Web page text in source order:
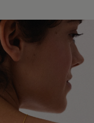
czas
dostępnych krajów,
dostawy
zamówienie
- niezależnie od
na drugi koniec
leczniczymi
na trwałość
uprawianiem
Pozwoli to
i utraty